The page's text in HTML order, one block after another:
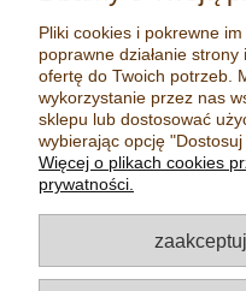
Waporyzatory
stacjonarne
Premium vaporizers
Waporyzatory
konwekcyjne
Zestawy z
waporyzatorem
Oleje CBD 5%
Pliki cookies i pokrewne
poprawne działanie
ofertę do Twoich potrzeb.
wykorzystanie przez nas
sklepu lub dostosować
wybierając opcję "Dostosuj
Więcej o plikach cookies
prywatności.